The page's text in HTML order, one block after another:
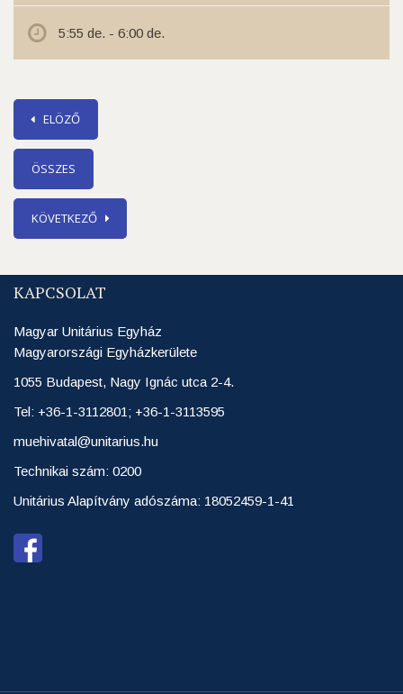
5:55 de. - 6:00 de.
ELÖZŐ
ÖSSZES
KÖVETKEZŐ
KAPCSOLAT
Magyar Unitárius Egyház
Magyarországi Egyházkerülete
1055 Budapest, Nagy Ignác utca 2-4.
Tel: +36-1-3112801; +36-1-3113595
muehivatal@unitarius.hu
Technikai szám: 0200
Unitárius Alapítvány adószáma: 18052459-1-41